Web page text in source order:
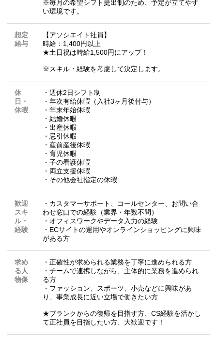
※毎月の希望シフト提出制のため、予定が立てやす
い環境です。
想定
給与
【アソシエイト社員】
時給：1,400円以上
★土日祝は時給1,500円にアップ！
※スキル・経験を考慮して決定します。
休
日・
休暇
・週休2日シフト制
・年次有給休暇（入社3ヶ月後付与）
・年末年始休暇
・結婚休暇
・出産休暇
・忌引休暇
・産前産後休暇
・育児休暇
・子の看護休暇
・両立支援休暇
・その他会社指定の休暇
歓迎
スキ
ル・
経験
・カスタマーサポート、コールセンター、お問い合
わせ窓口での経験（業界・年数不問）
・オフィスワークやデータ入力の経験
・ECサイトの運用やオンラインショッピングに興味
がある方
求め
る人
物像
・正確性が求められる業務を丁寧に進められる方
・チームで連携しながら、主体的に業務を進められ
る方
・ファッション、スポーツ、小売などに興味があ
り、事業成長に近い立場で働きたい方
★ブランクからの復帰を目指す方、CS経験を活かし
て正社員を目指したい方、大歓迎です！